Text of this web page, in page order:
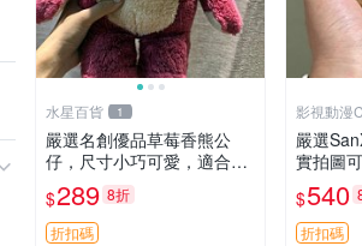
水星百貨 1
嚴選名創優品草莓香熊公
仔，尺寸小巧可愛，適合收
藏賞玩 30cm 玩具 公仔 草
莓熊
$289 8折
折扣碼
影視動漫
嚴選
實拍圖
侶，
懸吊 電
$540
折扣碼